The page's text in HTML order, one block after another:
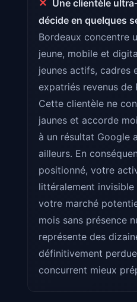
✕ Une clientèle
décide en quelques
Bordeaux concentre
jeune, mobile et
jeunes actifs, cadres
expatriés revenus de
Cette clientèle ne
jaunes et accorde
à un résultat Google
ailleurs. En
positionné, votre
littéralement
votre marché
mois sans présence
représente des
définitivement
concurrent mieux